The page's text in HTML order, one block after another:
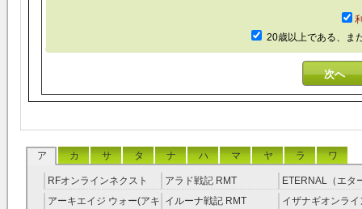
20歳以上である、ま
ア カ サ タ ナ ハ マ ヤ ラ ワ
RFオンラインネクスト
RMT
アラド戦記 RMT
ETERNAL（エタ
RMT
アーキエイジ ウォー(アキ イルーナ戦記 RMT
イザナギオンライ